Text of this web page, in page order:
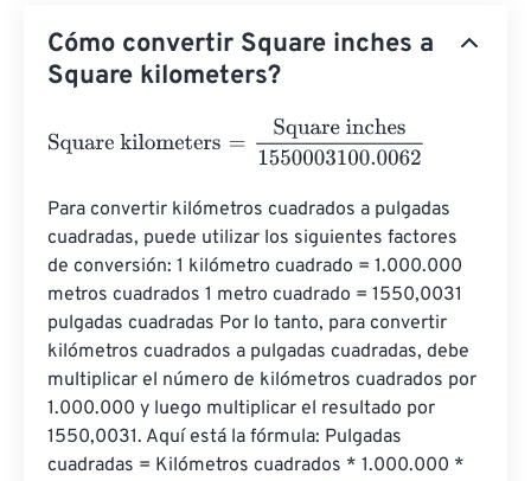
Cómo convertir Square inches a
Square kilometers?
Square kilometers Square inches1550003100.0062
Para convertir kilómetros cuadrados a pulgadas
cuadradas, puede utilizar los siguientes factores
de conversión: 1 kilómetro cuadrado = 1.000.000
metros cuadrados 1 metro cuadrado = 1550,0031
pulgadas cuadradas Por lo tanto, para convertir
kilómetros cuadrados a pulgadas cuadradas, debe
multiplicar el número de kilómetros cuadrados por
1.000.000 y luego multiplicar el resultado por
1550,0031. Aquí está la fórmula: Pulgadas
cuadradas = Kilómetros cuadrados * 1.000.000 *